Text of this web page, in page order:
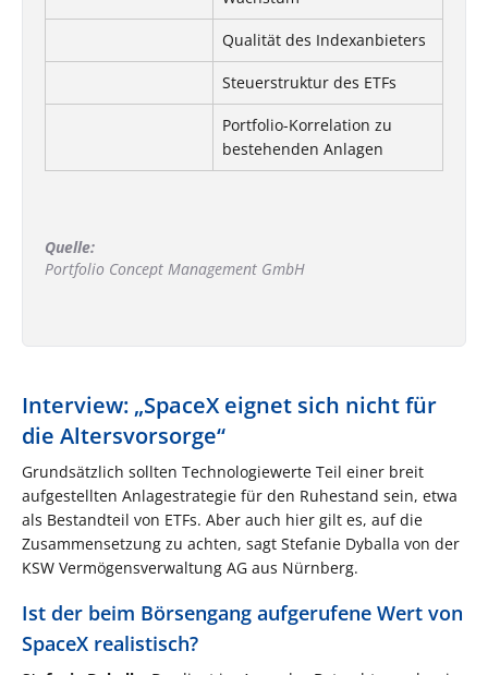
Qualität des Indexanbieters
Steuerstruktur des ETFs
Portfolio-Korrelation zu
bestehenden Anlagen
Quelle:
Portfolio Concept Management GmbH
Interview: „SpaceX eignet sich nicht für
die Altersvorsorge“
Grundsätzlich sollten Technologiewerte Teil einer breit
aufgestellten Anlagestrategie für den Ruhestand sein, etwa
als Bestandteil von ETFs. Aber auch hier gilt es, auf die
Zusammensetzung zu achten, sagt Stefanie Dyballa von der
KSW Vermögensverwaltung AG aus Nürnberg.
Ist der beim Börsengang aufgerufene Wert von
SpaceX realistisch?